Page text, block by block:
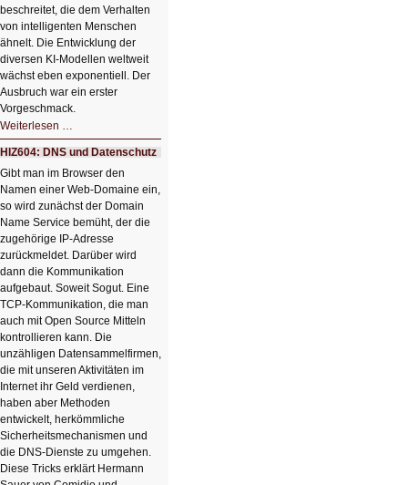
beschreitet, die dem Verhalten
von intelligenten Menschen
ähnelt. Die Entwicklung der
diversen KI-Modellen weltweit
wächst eben exponentiell. Der
Ausbruch war ein erster
Vorgeschmack.
Weiterlesen …
Der
Ausbruch
der
KI
HIZ604: DNS und Datenschutz
Gibt man im Browser den
Namen einer Web-Domaine ein,
so wird zunächst der Domain
Name Service bemüht, der die
zugehörige IP-Adresse
zurückmeldet. Darüber wird
dann die Kommunikation
aufgebaut. Soweit Sogut. Eine
TCP-Kommunikation, die man
auch mit Open Source Mitteln
kontrollieren kann. Die
unzähligen Datensammelfirmen,
die mit unseren Aktivitäten im
Internet ihr Geld verdienen,
haben aber Methoden
entwickelt, herkömmliche
Sicherheitsmechanismen und
die DNS-Dienste zu umgehen.
Diese Tricks erklärt Hermann